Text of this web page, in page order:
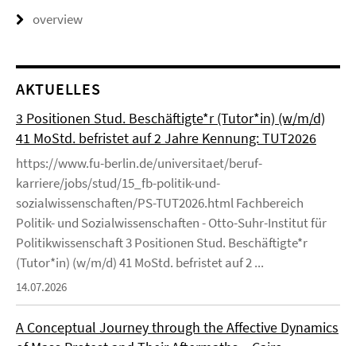
overview
AKTUELLES
3 Positionen Stud. Beschäftigte*r (Tutor*in) (w/m/d)
41 MoStd. befristet auf 2 Jahre Kennung: TUT2026
https://www.fu-berlin.de/universitaet/beruf-
karriere/jobs/stud/15_fb-politik-und-
sozialwissenschaften/PS-TUT2026.html Fachbereich
Politik- und Sozialwissenschaften - Otto-Suhr-Institut für
Politikwissenschaft 3 Positionen Stud. Beschäftigte*r
(Tutor*in) (w/m/d) 41 MoStd. befristet auf 2 ...
14.07.2026
A Conceptual Journey through the Affective Dynamics